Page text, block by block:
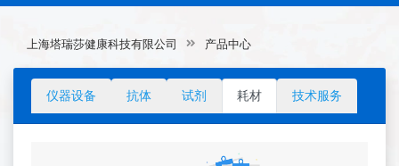
上海塔瑞莎健康科技有限公司 产品中心
仪器设备 抗体 试剂 耗材 技术服务